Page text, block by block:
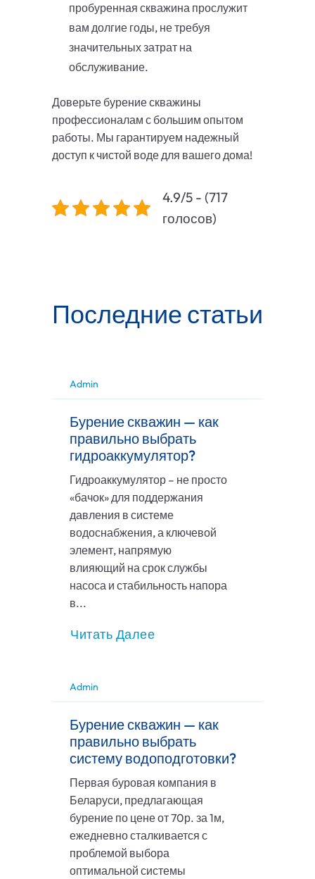
пробуренная скважина прослужит
вам долгие годы, не требуя
значительных затрат на
обслуживание.
Доверьте бурение скважины
профессионалам с большим опытом
работы. Мы гарантируем надежный
доступ к чистой воде для вашего дома!
4.9/5 - (717
голосов)
Последние статьи
Admin
Бурение скважин — как
правильно выбрать
гидроаккумулятор?
Гидроаккумулятор – не просто
«бачок» для поддержания
давления в системе
водоснабжения, а ключевой
элемент, напрямую
влияющий на срок службы
насоса и стабильность напора
в...
Читать Далее
Admin
Бурение скважин — как
правильно выбрать
систему водоподготовки?
Первая буровая компания в
Беларуси, предлагающая
бурение по цене от 70р. за 1м,
ежедневно сталкивается с
проблемой выбора
оптимальной системы